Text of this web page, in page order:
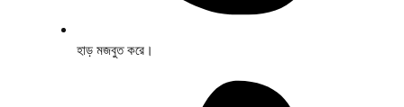
হাড় মজবুত করে।